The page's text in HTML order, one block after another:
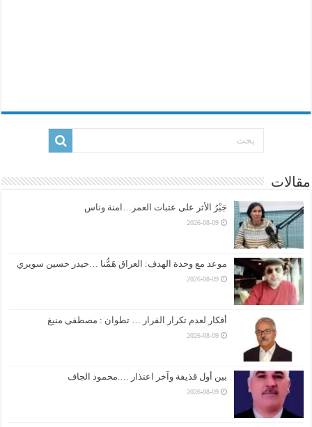
مقالات
جَبْرُ الأثر على عتبات العمر…امنة وناس
2026-08-09
موعد مع وحدة الهدف: العراق هَمُّنا …حيدر حسين سويري
2026-08-09
أفكار لعدم تكرار الفرار … تطوان : مصطفى منيغ
2026-08-09
بين أول قذيفة وآخر اعتذار ….محمود الجاف
2026-08-09